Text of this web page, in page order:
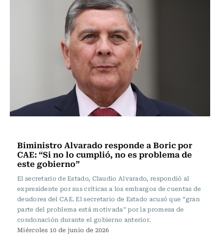
Biministro Alvarado responde a Boric por
CAE: “Si no lo cumplió, no es problema de
este gobierno”
El secretario de Estado, Claudio Alvarado, respondió al
expresidente por sus críticas a los embargos de cuentas de
deudores del CAE. El secretario de Estado acusó que “gran
parte del problema está motivada” por la promesa de
condonación durante el gobierno anterior.
Miércoles 10 de junio de 2026